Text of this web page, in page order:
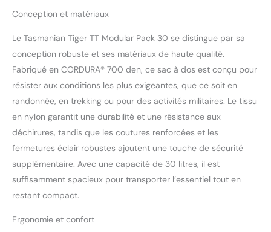
supports en aluminium
pour adapter le système
de transport du sac à dos
STRUCTURÉ : comprend
un ensemble de
pochettes modulaires (3
poches supplémentaires
loop) et un support pour
armes d'épaule pour un
ordre et une organisation
Conception et matériaux
Le Tasmanian Tiger TT Modular Pack 30 se distingue par sa
conception robuste et ses matériaux de haute qualité.
Fabriqué en CORDURA® 700 den, ce sac à dos est conçu pour
résister aux conditions les plus exigeantes, que ce soit en
randonnée, en trekking ou pour des activités militaires. Le tissu
en nylon garantit une durabilité et une résistance aux
déchirures, tandis que les coutures renforcées et les
fermetures éclair robustes ajoutent une touche de sécurité
supplémentaire. Avec une capacité de 30 litres, il est
suffisamment spacieux pour transporter l’essentiel tout en
restant compact.
Ergonomie et confort